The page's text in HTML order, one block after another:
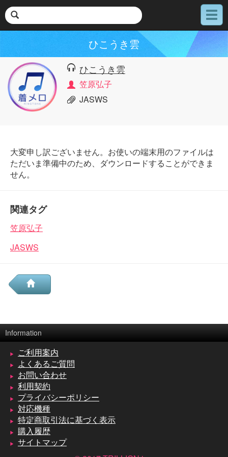
メ
ニ
ひこうき雲
ひこうき雲
笠原弘子
JASWS
大変申し訳ございません。お使いの端末用のファイルは
ただいま準備中のため、ダウンロードすることができま
せん。
関連タグ
笠原弘子
JASWS
Information
ご利用案内
よくあるご質問
お問い合わせ
利用契約
プライバシーポリシー
対応機種
特定商取引法に基づく表示
購入履歴
サイトマップ